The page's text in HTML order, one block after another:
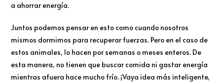
a ahorrar energía.
Juntos podemos pensar en esto como cuando nosotros
mismos dormimos para recuperar fuerzas. Pero en el caso de
estos animales, lo hacen por semanas o meses enteros. De
esta manera, no tienen que buscar comida ni gastar energía
mientras afuera hace mucho frío. ¡Vaya idea más inteligente,